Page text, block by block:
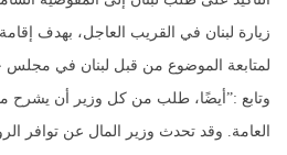
زيارة لبنان في القريب العاجل، بهدف
لمتابعة الموضوع من قبل لبنان في
وتابع :”أيضًا، طلب من كل وزير أن يشرح ما
العامة. وقد تحدث وزير المال عن توافر